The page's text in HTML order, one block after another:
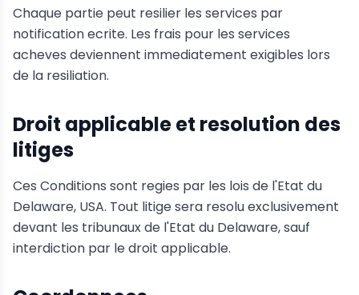
Chaque partie peut resilier les services par
notification ecrite. Les frais pour les services
acheves deviennent immediatement exigibles lors
de la resiliation.
Droit applicable et resolution des
litiges
Ces Conditions sont regies par les lois de l'Etat du
Delaware, USA. Tout litige sera resolu exclusivement
devant les tribunaux de l'Etat du Delaware, sauf
interdiction par le droit applicable.